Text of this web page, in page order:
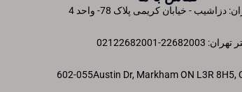
دزاشیب - خیابان کریمی پلاک 78- واحد 4
02122682001
602-055Austin Dr, Markham ON L3R 8H5,